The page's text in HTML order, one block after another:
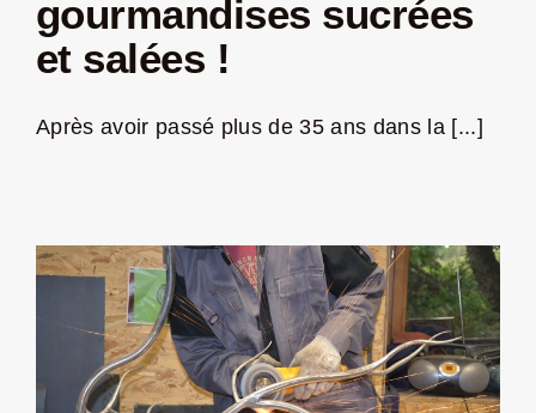
LA ROUTE DES PRODUCTEURS
NOUS CONTACTER
gourmandises sucrées
et salées !
Après avoir passé plus de 35 ans dans la [...]